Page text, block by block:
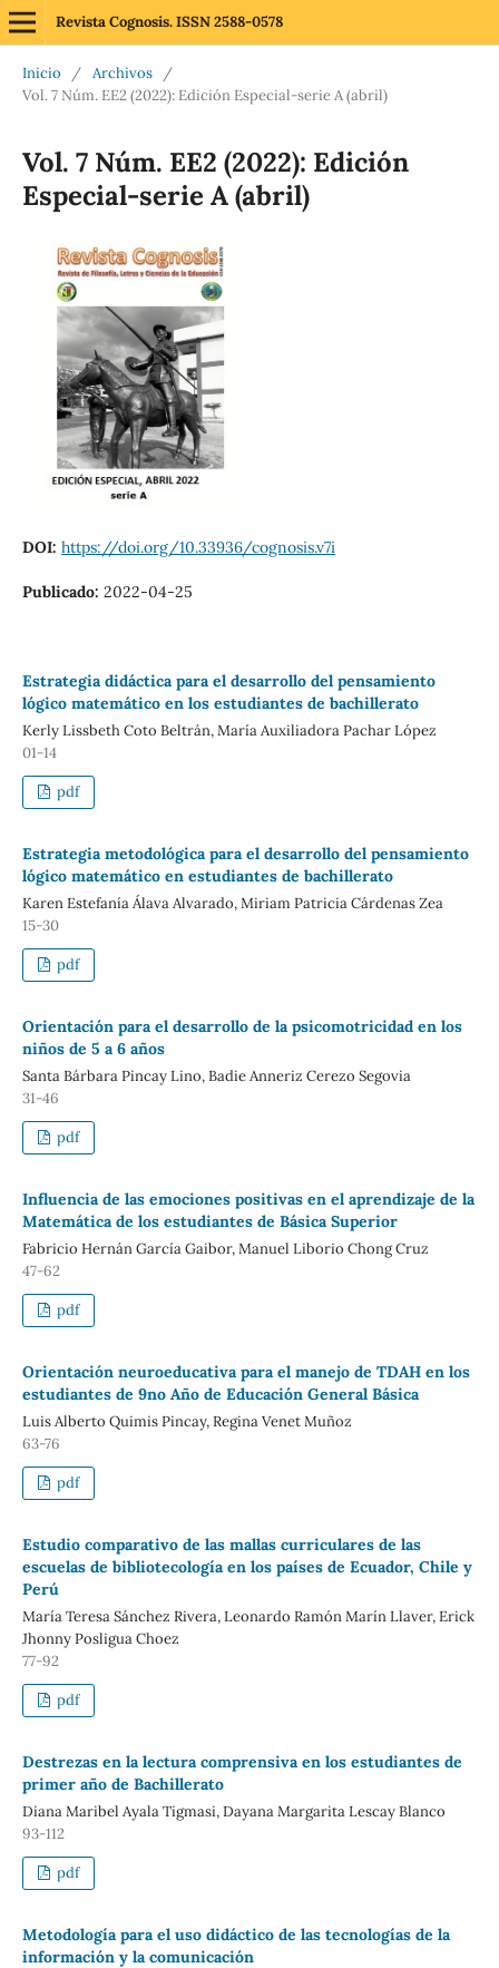
Revista Cognosis. ISSN 2588-0578
Inicio / Archivos
/
Vol. 7 Núm. EE2 (2022): Edición Especial-serie A (abril)
Vol. 7 Núm. EE2 (2022): Edición
Especial-serie A (abril)
DOI: https://doi.org/10.33936/cognosis.v7i
Publicado: 2022-04-25
Estrategia didáctica para el desarrollo del pensamiento
lógico matemático en los estudiantes de bachillerato
Kerly Lissbeth Coto Beltrán, María Auxiliadora Pachar López
01-14
pdf
Estrategia metodológica para el desarrollo del pensamiento
lógico matemático en estudiantes de bachillerato
Karen Estefanía Álava Alvarado, Miriam Patricia Cárdenas Zea
15-30
pdf
Orientación para el desarrollo de la psicomotricidad en los
niños de 5 a 6 años
Santa Bárbara Pincay Lino, Badie Anneriz Cerezo Segovia
31-46
pdf
Influencia de las emociones positivas en el aprendizaje de la
Matemática de los estudiantes de Básica Superior
Fabricio Hernán García Gaibor, Manuel Liborio Chong Cruz
47-62
pdf
Orientación neuroeducativa para el manejo de TDAH en los
estudiantes de 9no Año de Educación General Básica
Luis Alberto Quimis Pincay, Regina Venet Muñoz
63-76
pdf
Estudio comparativo de las mallas curriculares de las
escuelas de bibliotecología en los países de Ecuador, Chile y
Perú
María Teresa Sánchez Rivera, Leonardo Ramón Marín Llaver, Erick
Jhonny Posligua Choez
77-92
pdf
Destrezas en la lectura comprensiva en los estudiantes de
primer año de Bachillerato
Diana Maribel Ayala Tigmasi, Dayana Margarita Lescay Blanco
93-112
pdf
Metodología para el uso didáctico de las tecnologías de la
información y la comunicación